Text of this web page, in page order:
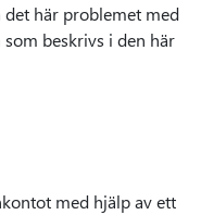
det här problemet med
beskrivs i den här
med hjälp av ett